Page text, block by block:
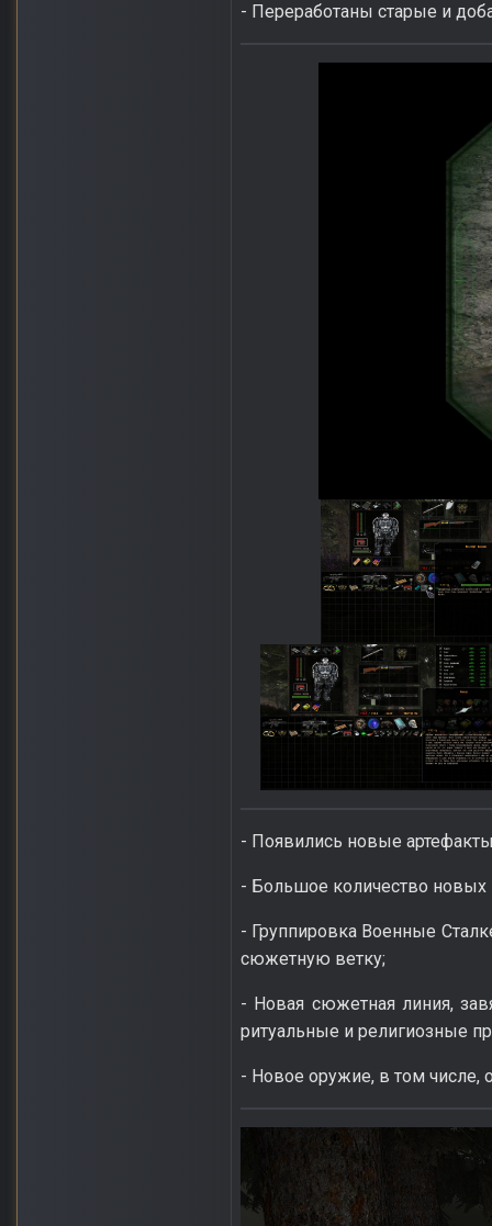
- Переработаны старые и
- Появились новые
- Большое количество
- Группировка Военные
сюжетную ветку;
- Новая сюжетная линия,
ритуальные и религиозные
- Новое оружие, в том числе,